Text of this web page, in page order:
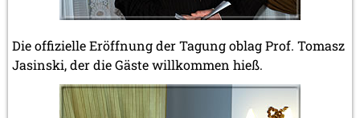
Die offizielle Eröffnung der Tagung oblag Prof. Tomasz
Jasinski, der die Gäste willkommen hieß.